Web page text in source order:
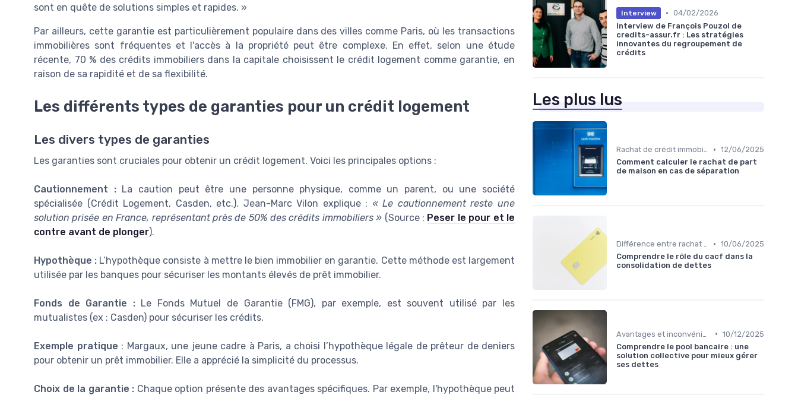
sont en quête de solutions simples et rapides. »
Par ailleurs, cette garantie est particulièrement populaire dans des villes comme Paris, où les transactions
immobilières sont fréquentes et l'accès à la propriété peut être complexe. En effet, selon une étude
récente, 70 % des crédits immobiliers dans la capitale choisissent le crédit logement comme garantie, en
raison de sa rapidité et de sa flexibilité.
Les différents types de garanties pour un crédit logement
Les divers types de garanties
Les garanties sont cruciales pour obtenir un crédit logement. Voici les principales options :
Cautionnement :La caution peut être une personne physique, comme un parent, ou une société
spécialisée (Crédit Logement, Casden, etc.). Jean-Marc Vilon explique : « Le cautionnement reste une
solution prisée en France, représentant près de 50% des crédits immobiliers » (Source : Peser le pour et le
contre avant de plonger).
Hypothèque : L’hypothèque consiste à mettre le bien immobilier en garantie. Cette méthode est largement
utilisée par les banques pour sécuriser les montants élevés de prêt immobilier.
Fonds de Garantie :Le Fonds Mutuel de Garantie (FMG), par exemple, est souvent utilisé par les
mutualistes (ex : Casden) pour sécuriser les crédits.
Exemple pratique : Margaux, une jeune cadre à Paris, a choisi l’hypothèque légale de prêteur de deniers
pour obtenir un prêt immobilier. Elle a apprécié la simplicité du processus.
Choix de la garantie : Chaque option présente des avantages spécifiques. Par exemple, l'hypothèque peut
Interview • 04/02/2026
Interview de François Pouzol de
credits-assur.fr : Les stratégies
innovantes du regroupement de
crédits
Les plus lus
Rachat de crédit immobilier • 12/06/2025
Comment calculer le rachat de part
de maison en cas de séparation
Différence entre rachat et renégociation • 10/06/2025
Comprendre le rôle du cacf dans la
consolidation de dettes
• 10/12/2025
Comprendre le pool bancaire : une
solution collective pour mieux gérer
ses dettes